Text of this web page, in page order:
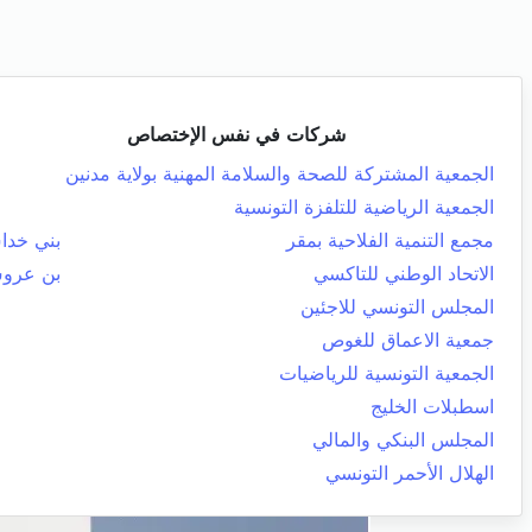
شركات في نفس الإختصاص
الجمعية المشتركة للصحة والسلامة المهنية بولاية مدنين
الجمعية الرياضية للتلفزة التونسية
مجمع التنمية الفلاحية بمقر
بني
الاتحاد الوطني للتاكسي
بن
المجلس التونسي للاجئين
جمعية الاعماق للغوص
الجمعية التونسية للرياضيات
اسطبلات الخليج
المجلس البنكي والمالي
الهلال الأحمر التونسي